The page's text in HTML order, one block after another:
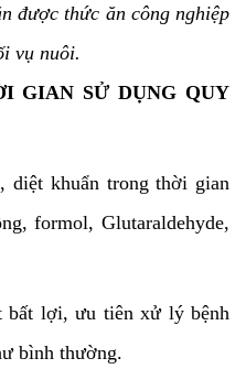
được thức ăn công nghiệp
vụ nuôi.
GIAN SỬ DỤNG QUY
diệt khuẩn trong thời gian
formol, Glutaraldehyde,
lợi, ưu tiên xử lý bệnh
bình thường.